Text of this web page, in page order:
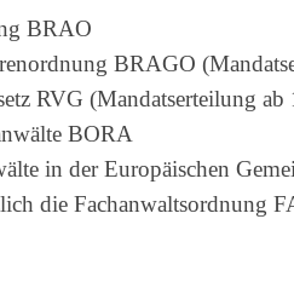
BRAO
BRAGO
RVG (Mandatserteilung
BORA
in der Europäischen
die Fachanwaltsordnung